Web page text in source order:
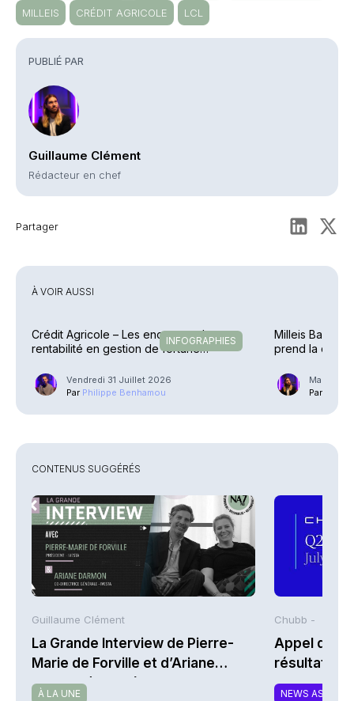
PUBLIÉ PAR
Guillaume Clément
Rédacteur en chef
Partager
MILLEIS
CRÉDIT AGRICOLE LCL
À VOIR AUSSI
INFOGRAPHIES
Crédit Agricole – Les encours et la
rentabilité en gestion de fortune
Vendredi 31 Juillet 2026
Par Philippe Benhamou
Milleis
prend la
Mardi 21
Par
CONTENUS SUGGÉRÉS
Guillaume Clément
La Grande Interview de Pierre-
Marie de Forville et d’Ariane
Darmon (Ivesta)
À LA UNE
Chubb -
Appel de
résultats
2026 de
NEWS